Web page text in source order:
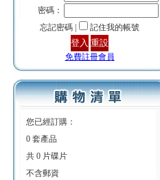
密碼：
忘記密碼 |
記住我的帳號
免費註冊會員
您已經訂購：
0 套產品
共 0 片碟片
不含郵資